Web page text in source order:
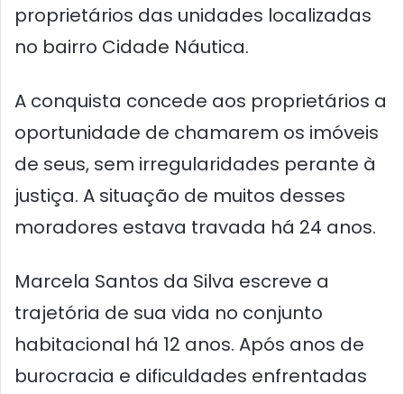
proprietários das unidades localizadas
no bairro Cidade Náutica.
A conquista concede aos proprietários a
oportunidade de chamarem os imóveis
de seus, sem irregularidades perante à
justiça. A situação de muitos desses
moradores estava travada há 24 anos.
Marcela Santos da Silva escreve a
trajetória de sua vida no conjunto
habitacional há 12 anos. Após anos de
burocracia e dificuldades enfrentadas